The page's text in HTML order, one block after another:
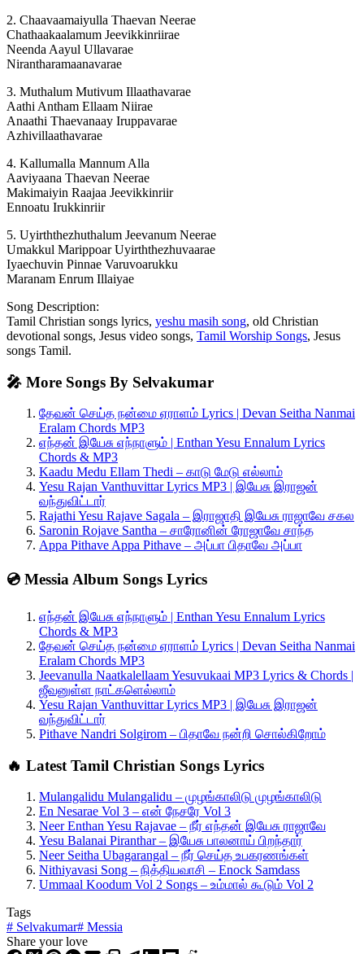
2. Chaavaamaiyulla Thaevan Neerae
Chathaakaalamum Jeevikkinriirae
Neenda Aayul Ullavarae
Nirantharamaanavarae
3. Muthalum Mutivum Illaathavarae
Aathi Antham Ellaam Niirae
Anaathi Thaevanaay Iruppavarae
Azhivillaathavarae
4. Kallumalla Mannum Alla
Aaviyaana Thaevan Neerae
Makimaiyin Raajaa Jeevikkinriir
Ennoatu Irukkinriir
5. Uyirththezhuthalum Jeevanum Neerae
Umakkul Marippoar Uyirththezhuvaarae
Iyaechuvin Pinnae Varuvoarukku
Maranam Enrum Illaiyae
Song Description:
Tamil Christian songs lyrics, yeshu masih song, old Christian
devotional songs, Jesus video songs, Tamil Worship Songs, Jesus
songs Tamil.
🎤 More Songs By Selvakumar
தேவன் செய்த நன்மை ஏராளம் Lyrics | Devan Seitha Nanmai
Eralam Chords MP3
எந்தன் இயேசு எந்நாளும் | Enthan Yesu Ennalum Lyrics
Chords & MP3
Kaadu Medu Ellam Thedi – காடு மேடு எல்லாம்
Yesu Rajan Vanthuvittar Lyrics MP3 | இயேசு இராஜன்
வந்துவிட்டார்
Rajathi Yesu Rajave Sagala – இராஜாதி இயேசு ராஜாவே சகல
Saronin Rojave Santha – சாரோனின் ரோஜாவே சாந்த
Appa Pithave Appa Pithave – அப்பா பிதாவே அப்பா
💿 Messia Album Songs Lyrics
எந்தன் இயேசு எந்நாளும் | Enthan Yesu Ennalum Lyrics
Chords & MP3
தேவன் செய்த நன்மை ஏராளம் Lyrics | Devan Seitha Nanmai
Eralam Chords MP3
Jeevanulla Naatkalellaam Yesuvukaai MP3 Lyrics & Chords |
ஜீவனுள்ள நாட்களெல்லாம்
Yesu Rajan Vanthuvittar Lyrics MP3 | இயேசு இராஜன்
வந்துவிட்டார்
Pithave Nandri Solgirom – பிதாவே நன்றி சொல்கிறோம்
🔥 Latest Tamil Christian Songs Lyrics
Mulangalidu Mulangalidu – முழங்காலிடு முழங்காலிடு
En Nesarae Vol 3 – என் நேசரே Vol 3
Neer Enthan Yesu Rajavae – நீர் எந்தன் இயேசு ராஜாவே
Yesu Balanai Piranthar – இயேசு பாலனாய் பிறந்தார்
Neer Seitha Ubagarangal – நீர் செய்த உபகரணங்கள்
Nithiyavasi Song – நித்தியவாசி – Enock Samdass
Ummaal Koodum Vol 2 Songs – உம்மால் கூடும் Vol 2
Tags
# Selvakumar# Messia
Share your love